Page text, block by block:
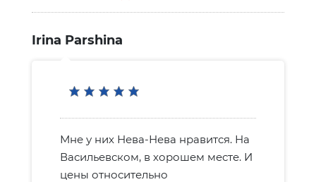
Irina Parshina
Мне у них Нева-Нева нравится. На
Васильевском, в хорошем месте. И
цены относительно